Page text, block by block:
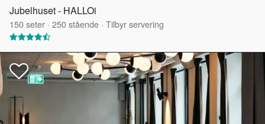
Jubelhuset - HALLOi
150seter · 250stående · Tilbyr servering